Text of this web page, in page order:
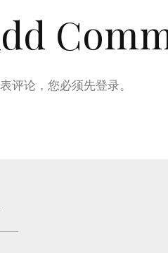
评论，您必须先登录。